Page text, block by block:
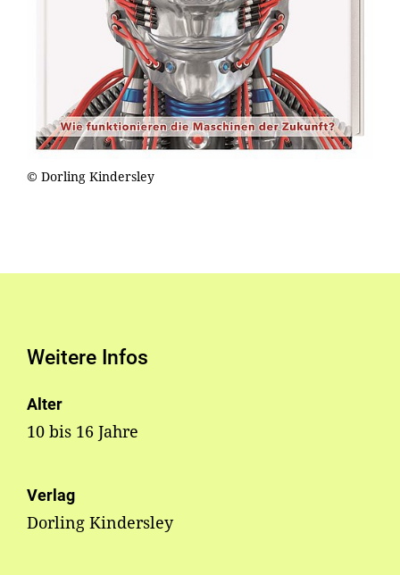
© Dorling Kindersley
Weitere Infos
Alter
10 bis 16 Jahre
Verlag
Dorling Kindersley